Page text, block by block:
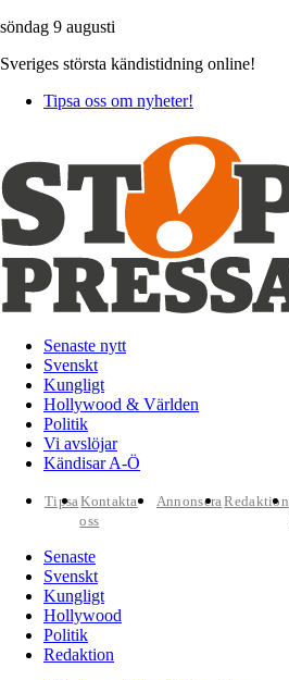
söndag 9 augusti
Sveriges största kändistidning online!
Tipsa oss om nyheter!
Senaste nytt
Svenskt
Kungligt
Hollywood & Världen
Politik
Vi avslöjar
Kändisar A-Ö
TipsaKontakta
oss
AnnonseraRedaktion
Senaste
Svenskt
Kungligt
Hollywood
Politik
Redaktion